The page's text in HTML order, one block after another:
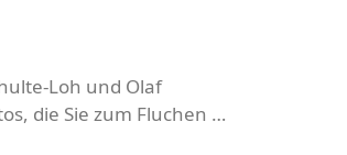
Loh und Olaf
die Sie zum Fluchen …